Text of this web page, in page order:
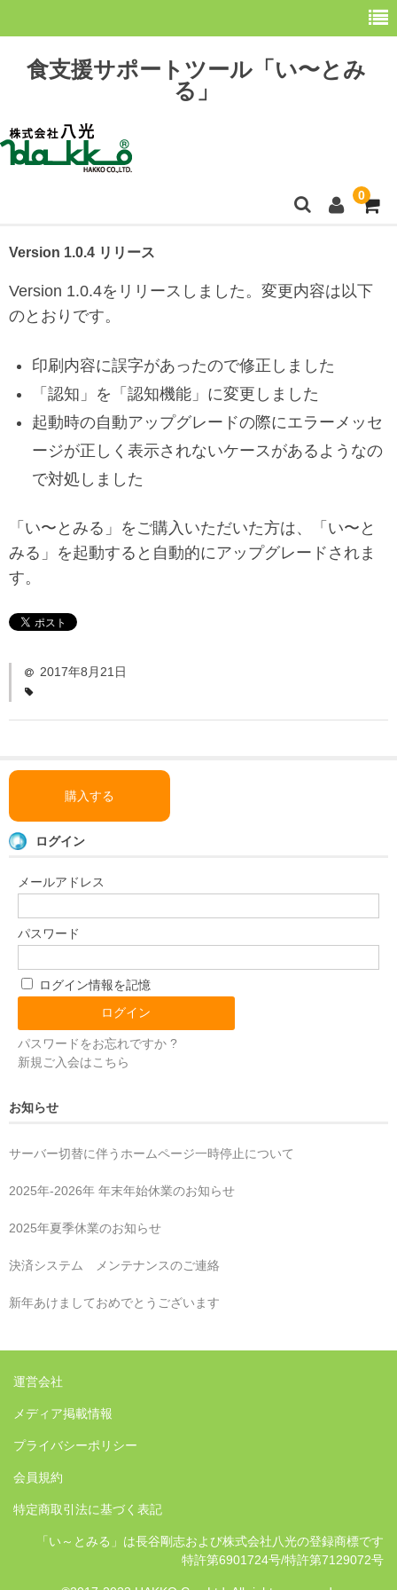
食支援サポートツール「い〜とみ
る」
0
ホーム
最新情報
購 入
操作方法
「い〜とみるワーク」
ダウンロード
Version 1.0.4 リリース
Version 1.0.4をリリースしました。変更内容は以下
のとおりです。
印刷内容に誤字があったので修正しました
「認知」を「認知機能」に変更しました
起動時の自動アップグレードの際にエラーメッセ
ージが正しく表示されないケースがあるようなの
で対処しました
「い〜とみる」をご購入いただいた方は、「い〜と
みる」を起動すると自動的にアップグレードされま
す。
2017年8月21日
購入する
ログイン
メールアドレス
パスワード
ログイン情報を記憶
パスワードをお忘れですか ?
新規ご入会はこちら
お知らせ
サーバー切替に伴うホームページ一時停止について
2025年‐2026年 年末年始休業のお知らせ
2025年夏季休業のお知らせ
決済システム メンテナンスのご連絡
新年あけましておめでとうございます
運営会社
メディア掲載情報
プライバシーポリシー
会員規約
特定商取引法に基づく表記
「い～とみる」は長谷剛志および株式会社八光の登録商標です
特許第6901724号/特許第7129072号